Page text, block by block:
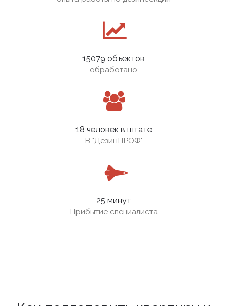
15079 объектов
обработано
18 человек в штате
В "ДезинПРОФ"
25 минут
Прибытие специалиста